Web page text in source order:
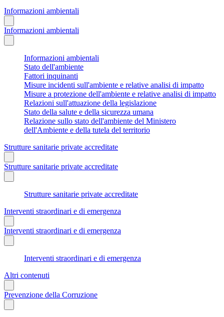
Informazioni ambientali
Informazioni ambientali
Informazioni ambientali
Stato dell'ambiente
Fattori inquinanti
Misure incidenti sull'ambiente e relative analisi di impatto
Misure a protezione dell'ambiente e relative analisi di impatto
Relazioni sull'attuazione della legislazione
Stato della salute e della sicurezza umana
Relazione sullo stato dell'ambiente del Ministero
dell'Ambiente e della tutela del territorio
Strutture sanitarie private accreditate
Strutture sanitarie private accreditate
Strutture sanitarie private accreditate
Interventi straordinari e di emergenza
Interventi straordinari e di emergenza
Interventi straordinari e di emergenza
Altri contenuti
Prevenzione della Corruzione